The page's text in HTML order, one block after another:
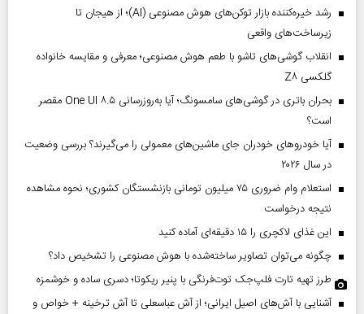
رشد خیره‌کننده بازار توکن‌های هوش مصنوعی (AI)؛ از هیجان تا
زیرساخت‌های واقعی
انقلاب گوشی‌های تاشو‌ با طعم هوش مصنوعی؛ معرفی و مقایسه خانواده
گلکسی Z۸
بحران باتری در گوشی‌های سامسونگ؛ آیا به‌روزرسانی One UI ۸.۵ مقصر
است؟
آیا خودروهای خودران جای ماشین‌های معمولی را می‌گیرند؟ بررسی وضعیت
در سال ۲۰۲۶
استعلام وام ضروری ۷۵ میلیون تومانی بازنشستگان کشوری؛ نحوه مشاهده
نتیجه درخواست
این غذای لاکچری را ۱۵ دقیقه‌ای آماده کنید
چگونه می‌توان تصاویر ساخته‌شده با هوش مصنوعی را تشخیص داد؟
طرز تهیه تارت فلپ‌جک توت‌فرنگی با پنیر ریکوتا؛ دسری ساده و خوشمزه
آشنایی با آش‌های اصیل ایرانی؛ از آش عباسعلی تا آش ترخینه + خواص و